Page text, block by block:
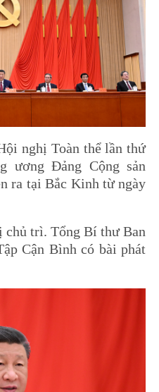
nghị Toàn thể lần thứ
ương Đảng Cộng sản
ra tại Bắc Kinh từ ngày
trì. Tổng Bí thư Ban
Cận Bình có bài phát